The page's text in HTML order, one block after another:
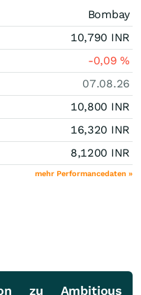
Bombay
10,790 INR
-0,09%
07.08.26
10,800 INR
16,320 INR
8,1200 INR
mehr Performancedaten »
zu Ambitious